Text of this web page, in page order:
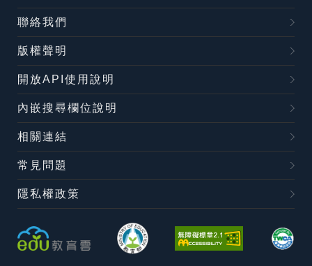
聯絡我們
版權聲明
開放API使用說明
內嵌搜尋欄位說明
相關連結
常見問題
隱私權政策